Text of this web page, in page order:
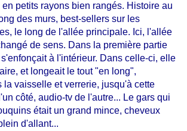
petits rayons bien rangés. Histoire au
des murs, best-sellers sur les
le long de l'allée principale. Ici, l'allée
de sens. Dans la première partie
à l'intérieur. Dans celle-ci, elle
et longeait le tout "en long",
la vaisselle et verrerie, jusqu'à cette
côté, audio-tv de l'autre... Le gars qui
était un grand mince, cheveux
d'allant...